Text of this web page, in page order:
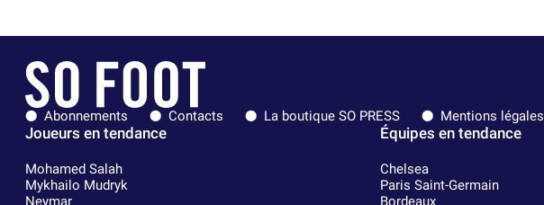
Abonnements Contacts La boutique SO PRESS Mentions légales
Joueurs en tendance
Mohamed Salah
Mykhailo Mudryk
Neymar
Équipes en tendance
Chelsea
Paris Saint-Germain
Bordeaux